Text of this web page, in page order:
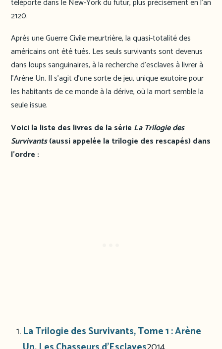
2120.
Après une Guerre Civile meurtrière, la quasi-totalité des
américains ont été tués. Les seuls survivants sont devenus
dans loups sanguinaires, à la recherche d’esclaves à livrer à
l’Arène Un. Il s’agit d’une sorte de jeu, unique exutoire pour
les habitants de ce monde à la dérive, où la mort semble la
seule issue.
Voici la liste des livres de la série La Trilogie des
Survivants(aussi appelée la trilogie des rescapés) dans
l’ordre :
La Trilogie des Survivants, Tome 1 : Arène